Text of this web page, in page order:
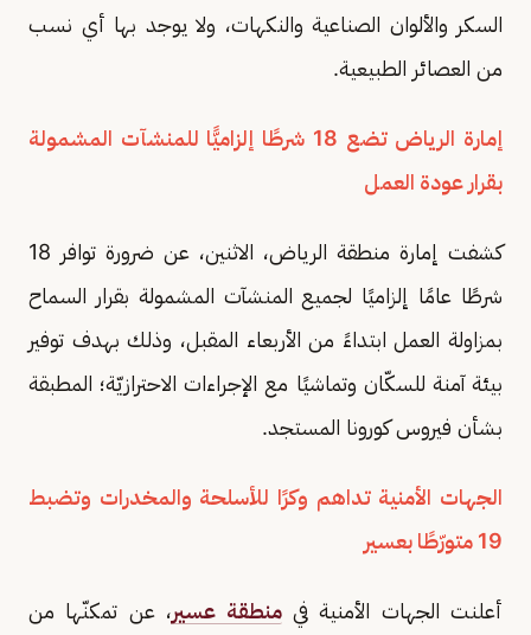
السكر والألوان الصناعية والنكهات، ولا يوجد بها أي نسب
من العصائر الطبيعية.
إمارة الرياض تضع 18 شرطًا إلزاميًّا للمنشآت المشمولة
بقرار عودة العمل
كشفت إمارة منطقة الرياض، الاثنين، عن ضرورة توافر 18
شرطًا عامًا إلزاميًا لجميع المنشآت المشمولة بقرار السماح
بمزاولة العمل ابتداءً من الأربعاء المقبل، وذلك بهدف توفير
بيئة آمنة للسكّان وتماشيًا مع الإجراءات الاحترازيّة؛ المطبقة
بشأن فيروس كورونا المستجد.
الجهات الأمنية تداهم وكرًا للأسلحة والمخدرات وتضبط
19 متورّطًا بعسير
أعلنت الجهات الأمنية فيمنطقة عسير، عن تمكنّها من